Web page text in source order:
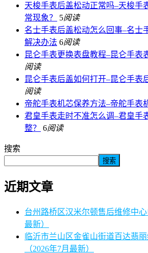
天梭手表后盖松动正常吗–天梭手
常现象？
5阅读
名士手表后盖松动怎么回事–名士
解决办法 6阅读
昆仑手表更换表盘教程–昆仑手表
阅读
昆仑手表后盖如何打开–昆仑手表
阅读
帝舵手表机芯保养方法–帝舵手表
君皇手表走时不准怎么调–君皇手
整？
6阅读
搜索
搜索
近期文章
台州路桥区汉米尔顿售后维修中心
最新）
临沂市兰山区金雀山街道百达翡
（2026年7月最新）